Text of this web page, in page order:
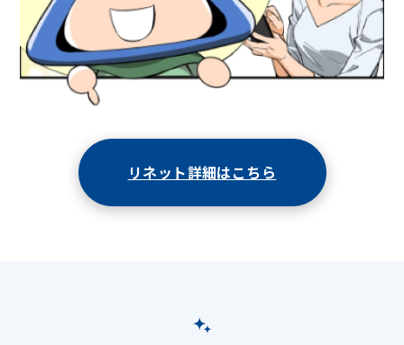
リネット詳細はこちら